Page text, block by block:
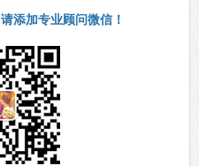
添加专业顾问微信！